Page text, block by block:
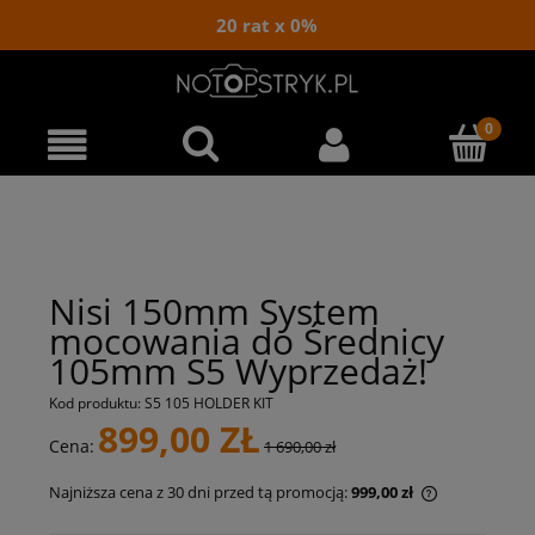
20 rat x 0%
Nisi 150mm System
mocowania do Średnicy
105mm S5 Wyprzedaż!
Kod produktu: S5 105 HOLDER KIT
Cena: 899,00 ZŁ 1 690,00 zł
Najniższa cena z 30 dni przed tą promocją:999,00 zł